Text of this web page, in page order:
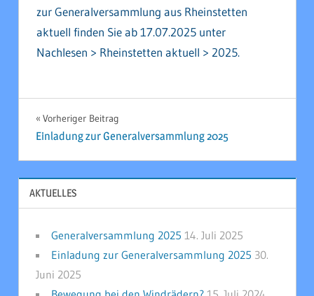
zur Generalversammlung aus Rheinstetten
aktuell finden Sie ab 17.07.2025 unter
Nachlesen > Rheinstetten aktuell > 2025.
UNCATEGORIZED
Beitragsnavigation
Vorheriger Beitrag
Einladung zur Generalversammlung 2025
AKTUELLES
Generalversammlung 2025 14. Juli 2025
Einladung zur Generalversammlung 2025 30.
Juni 2025